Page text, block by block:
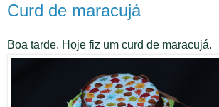
Curd de maracujá
Boa tarde. Hoje fiz um curd de maracujá.